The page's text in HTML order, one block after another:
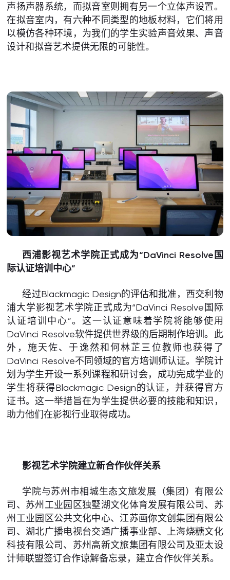
声扬声器系统，而拟音室则拥有另一个立体声设置。
在拟音室内，有六种不同类型的地板材料，它们将用
以模仿各种环境，为我们的学生实验声音效果、声音
设计和拟音艺术提供无限的可能性。
西浦影视艺术学院正式成为“DaVinci Resolve国
际认证培训中心”
经过Blackmagic Design的评估和批准，西交利物
浦大学影视艺术学院正式成为“DaVinci Resolve国际
认证培训中心”。这一认证意味着学院将能够使用
DaVinci Resolve软件提供世界级的后期制作培训。此
外，施天佐、于逸然和何林芷三位教师也获得了
DaVinci Resolve不同领域的官方培训师认证。学院计
划为学生开设一系列课程和研讨会，成功完成学业的
学生将获得Blackmagic Design的认证，并获得官方
证书。这一举措旨在为学生提供必要的技能和知识，
助力他们在影视行业取得成功。
影视艺术学院建立新合作伙伴关系
学院与苏州市相城生态文旅发展（集团）有限公
司、苏州工业园区独墅湖文化体育发展有限公司、苏
州工业园区公共文化中心、江苏画你文创集团有限公
司、湖北广播电视台交通广播事业部、上海烧糖文化
科技有限公司、苏州高新文旅集团有限公司及亚太设
计师联盟签订合作谅解备忘录，建立合作伙伴关系。